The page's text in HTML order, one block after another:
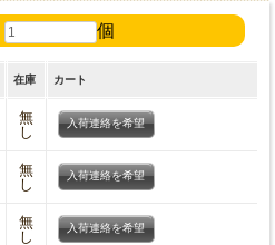
個
在庫 カート
無
し
入荷連絡を希望
無
し
入荷連絡を希望
無
し
入荷連絡を希望